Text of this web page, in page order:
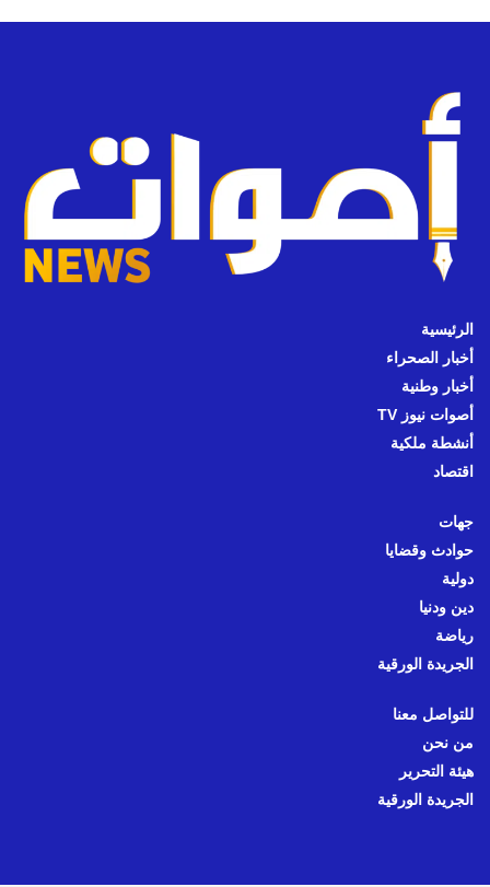
الرئيسية
أخبار الصحراء
أخبار وطنية
أصوات نيوز TV
أنشطة ملكية
اقتصاد
جهات
حوادث وقضايا
دولية
دين ودنيا
رياضة
الجريدة الورقية
للتواصل معنا
من نحن
هيئة التحرير
الجريدة الورقية